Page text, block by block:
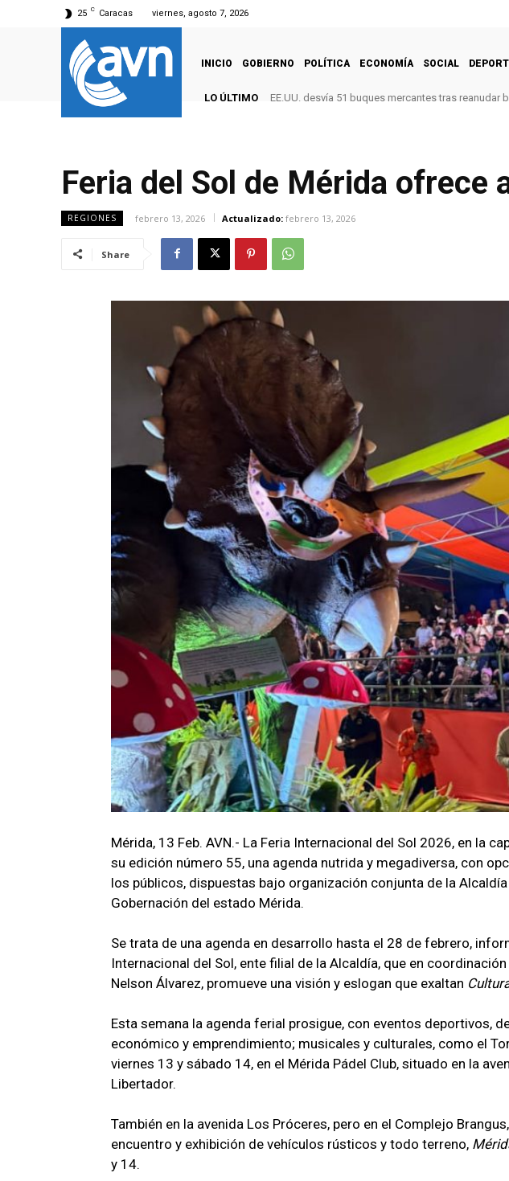
25 C Caracas viernes, agosto 7, 2026
INICIO GOBIERNO POLÍTICA ECONOMÍA SOCIAL
LO ÚLTIMO EE.UU. desvía 51 buques mercantes tras reanudar
Feria del Sol de Mérida ofrece
REGIONES febrero 13, 2026 Actualizado: febrero 13, 2026
Share
Mérida, 13 Feb. AVN.- La Feria Internacional del Sol 2026, en la
su edición número 55, una agenda nutrida y megadiversa, con
los públicos, dispuestas bajo organización conjunta de la
Gobernación del estado Mérida.
Se trata de una agenda en desarrollo hasta el 28 de febrero,
Internacional del Sol, ente filial de la Alcaldía, que en
Nelson Álvarez, promueve una visión y eslogan que exaltan
Esta semana la agenda ferial prosigue, con eventos deportivos,
económico y emprendimiento; musicales y culturales, como el
viernes 13 y sábado 14, en el Mérida Pádel Club, situado en la
Libertador.
También en la avenida Los Próceres, pero en el Complejo
encuentro y exhibición de vehículos rústicos y todo terreno,
y 14.